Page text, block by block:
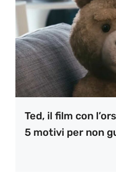
Ted, il film con
5 motivi per non